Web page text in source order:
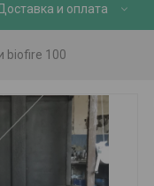
и оплата
biofire 100